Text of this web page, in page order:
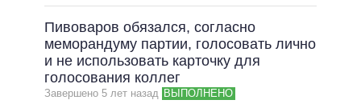
АРХИВНЫЕ ОБЕЩАНИЯ
Пивоваров обязался, согласно
меморандуму партии, голосовать лично
и не использовать карточку для
голосования коллег
Завершено 5 лет назад ВЫПОЛНЕНО